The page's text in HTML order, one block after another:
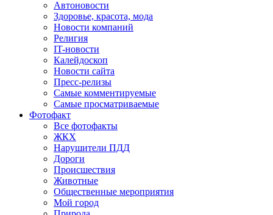
Автоновости
Здоровье, красота, мода
Новости компаний
Религия
IT-новости
Калейдоскоп
Новости сайта
Пресс-релизы
Самые комментируемые
Самые просматриваемые
Фотофакт
Все фотофакты
ЖКХ
Нарушители ПДД
Дороги
Происшествия
Животные
Общественные мероприятия
Мой город